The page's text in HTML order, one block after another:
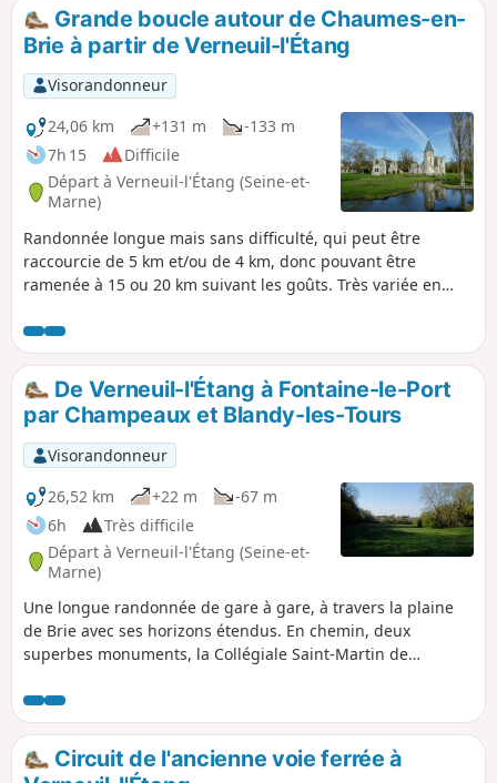
Grande boucle autour de Chaumes-en-
Brie à partir de Verneuil-l'Étang
Visorandonneur
24,06 km
+131 m
-133 m
7h 15
Difficile
Départ à Verneuil-l'Étang (Seine-et-
Marne)
Randonnée longue mais sans difficulté, qui peut être
raccourcie de 5 km et/ou de 4 km, donc pouvant être
ramenée à 15 ou 20 km suivant les goûts. Très variée en
nombreuses curiosités architecturales de différents styles.
De Verneuil-l'Étang à Fontaine-le-Port
par Champeaux et Blandy-les-Tours
Visorandonneur
26,52 km
+22 m
-67 m
6h
Très difficile
Départ à Verneuil-l'Étang (Seine-et-
Marne)
Une longue randonnée de gare à gare, à travers la plaine
de Brie avec ses horizons étendus. En chemin, deux
superbes monuments, la Collégiale Saint-Martin de
Circuit de l'ancienne voie ferrée à